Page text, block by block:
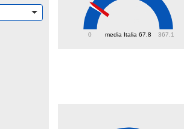
media Italia 67.8
0 367.1